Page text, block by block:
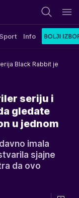
Sport Info
Black Rabbit je
seriju i
gledate
u jednom
imala
sjajne
da ovo